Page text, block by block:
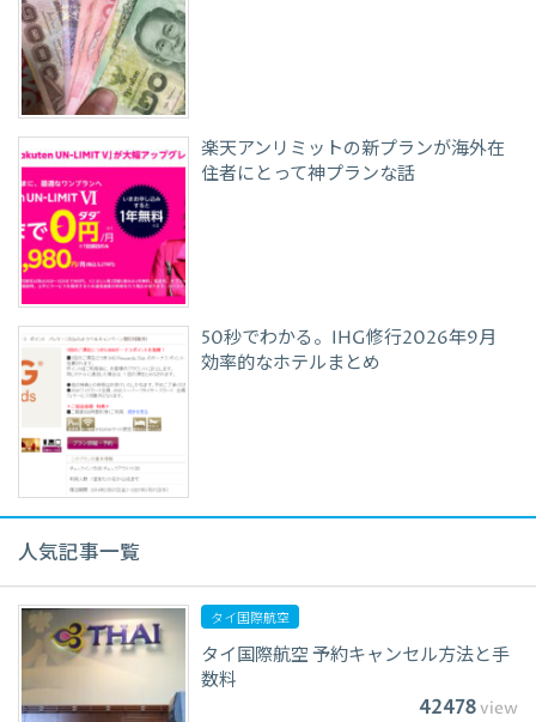
楽天アンリミットの新プランが海外在
住者にとって神プランな話
50秒でわかる。IHG修行2026年9月
効率的なホテルまとめ
人気記事一覧
タイ国際航空
タイ国際航空 予約キャンセル方法と手
数料
42478view